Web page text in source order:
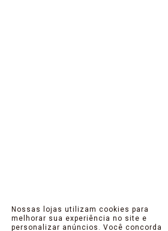
Nossas lojas utilizam cookies para
melhorar sua experiência no site e
personalizar anúncios. Você concorda